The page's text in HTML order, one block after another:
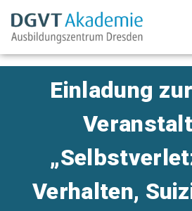
Einladung
Verhalten,